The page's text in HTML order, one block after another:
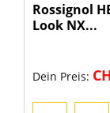
Rossignol
Look NX...
Dein Preis: